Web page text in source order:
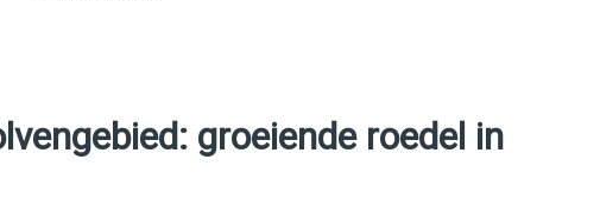
groeiende roedel in